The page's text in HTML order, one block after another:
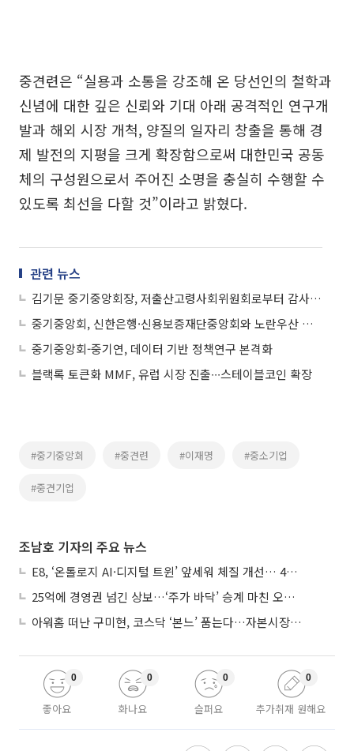
중견련은 “실용과 소통을 강조해 온 당선인의 철학과
신념에 대한 깊은 신뢰와 기대 아래 공격적인 연구개
발과 해외 시장 개척, 양질의 일자리 창출을 통해 경
제 발전의 지평을 크게 확장함으로써 대한민국 공동
체의 구성원으로서 주어진 소명을 충실히 수행할 수
있도록 최선을 다할 것”이라고 밝혔다.
관련 뉴스
김기문 중기중앙회장, 저출산고령사회위원회로부터 감사패 받아
중기중앙회, 신한은행·신용보증재단중앙회와 노란우산 가입자 전용 우대보증 지원
중기중앙회-중기연, 데이터 기반 정책연구 본격화
블랙록 토큰화 MMF, 유럽 시장 진출∙∙∙스테이블코인 확장
#중기중앙회 #중견련 #이재명 #중소기업
#중견기업
조남호 기자의 주요 뉴스
E8, ‘온톨로지 AI·디지털 트윈’ 앞세워 체질 개선… 4분기 흑자전환 총력
25억에 경영권 넘긴 상보…‘주가 바닥’ 승계 마친 오너 2세, 주가 부양 나설까
아워홈 떠난 구미현, 코스닥 ‘본느’ 품는다…자본시장 전면 등판
좋아요
0
화나요
0
슬퍼요
0
추가취재 원해요
0